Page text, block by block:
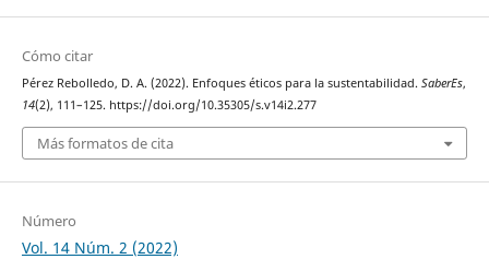
Cómo citar
Pérez Rebolledo, D. A. (2022). Enfoques éticos para la sustentabilidad. SaberEs,
14(2), 111–125. https://doi.org/10.35305/s.v14i2.277
Más formatos de cita
Número
Vol. 14 Núm. 2 (2022)